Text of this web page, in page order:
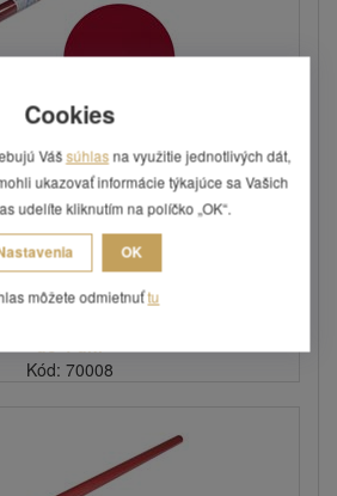
rolovaný 8 x 1,2 m - bordó
s vytlačovaným vzorom.
5,38 €
do 4 dní
Kód: 70008
Cookies
Vášsúhlas na využitie jednotlivých dát,
ukazovať informácie týkajúce sa Vašich
udelíte kliknutím na políčko „OK“.
OK
môžete odmietnuťtu